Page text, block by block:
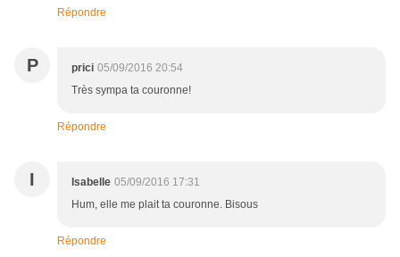
Répondre
P prici 05/09/2016 20:54
Très sympa ta couronne!
Répondre
I Isabelle 05/09/2016 17:31
Hum, elle me plait ta couronne. Bisous
Répondre